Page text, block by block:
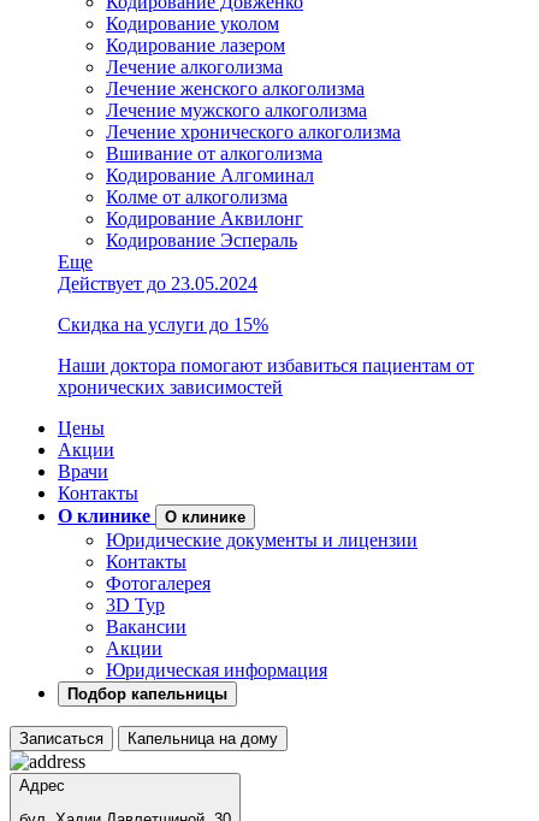
Кодирование уколом
Кодирование лазером
Лечение алкоголизма
Лечение женского алкоголизма
Лечение мужского алкоголизма
Лечение хронического алкоголизма
Вшивание от алкоголизма
Кодирование Алгоминал
Колме от алкоголизма
Кодирование Аквилонг
Кодирование Эспераль
Еще
Действует до 23.05.2024
Скидка на услуги до 15%
Наши доктора помогают избавиться пациентам от
хронических зависимостей
Цены
Акции
Врачи
Контакты
О клинике
О клинике
Юридические документы и лицензии
Контакты
Фотогалерея
3D Тур
Вакансии
Акции
Юридическая информация
Подбор капельницы
Записаться Капельница на дому
Адрес